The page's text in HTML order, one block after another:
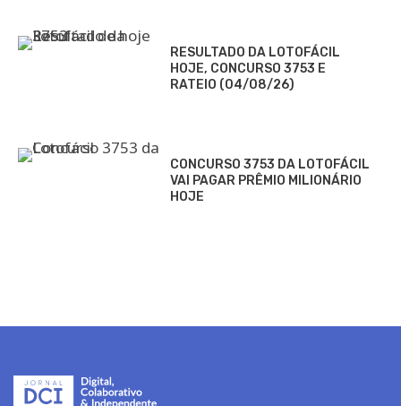
RESULTADO DA LOTOFÁCIL
HOJE, CONCURSO 3753 E
RATEIO (04/08/26)
CONCURSO 3753 DA LOTOFÁCIL
VAI PAGAR PRÊMIO MILIONÁRIO
HOJE